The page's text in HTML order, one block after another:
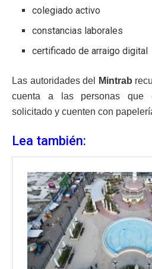
colegiado activo
constancias laborales
certificado de arraigo digital
Las autoridades del Mintrab
cuenta a las personas que
solicitado y cuenten con
Lea también: